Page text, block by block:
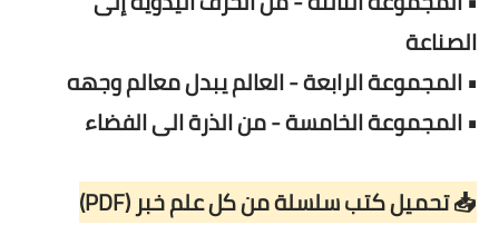
الصناعة
• المجموعة الرابعة - العالم يبدل معالم وجهه
• المجموعة الخامسة - من الذرة الى الفضاء
📥 تحميل كتب سلسلة من كل علم خبر (PDF)